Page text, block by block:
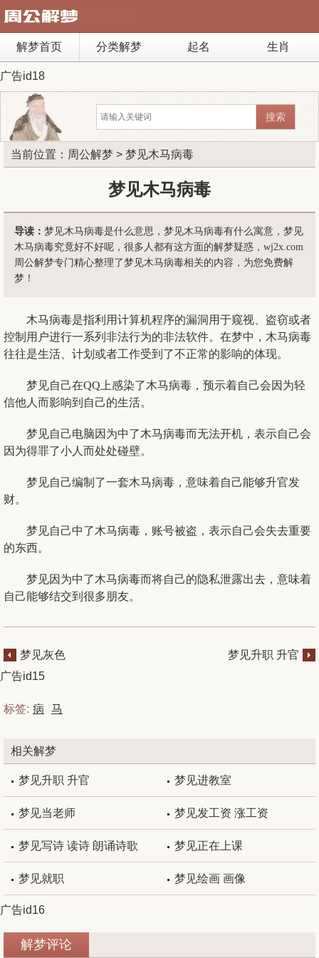
解梦首页 分类解梦 起名 生肖
广告id18
当前位置： 周公解梦 > 梦见木马病毒
梦见木马病毒
导读： 梦见木马病毒是什么意思，梦见木马病毒有什么寓意，梦见
木马病毒究竟好不好呢，很多人都有这方面的解梦疑惑，wj2x.com
周公解梦专门精心整理了梦见木马病毒相关的内容，为您免费解
梦！
木马病毒是指利用计算机程序的漏洞用于窥视、盗窃或者
控制用户进行一系列非法行为的非法软件。在梦中，木马病毒
往往是生活、计划或者工作受到了不正常的影响的体现。
梦见自己在QQ上感染了木马病毒，预示着自己会因为轻
信他人而影响到自己的生活。
梦见自己电脑因为中了木马病毒而无法开机，表示自己会
因为得罪了小人而处处碰壁。
梦见自己编制了一套木马病毒，意味着自己能够升官发
财。
梦见自己中了木马病毒，账号被盗，表示自己会失去重要
的东西。
梦见因为中了木马病毒而将自己的隐私泄露出去，意味着
自己能够结交到很多朋友。
梦见灰色
梦见升职 升官
广告id15
标签: 病 马
相关解梦
梦见升职 升官 梦见进教室
梦见当老师 梦见发工资 涨工资
梦见写诗 读诗 朗诵诗歌 梦见正在上课
梦见就职 梦见绘画 画像
广告id16
解梦评论